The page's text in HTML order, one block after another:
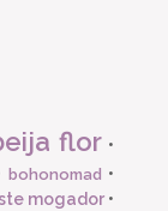
flor •
bohonomad •
mogador•